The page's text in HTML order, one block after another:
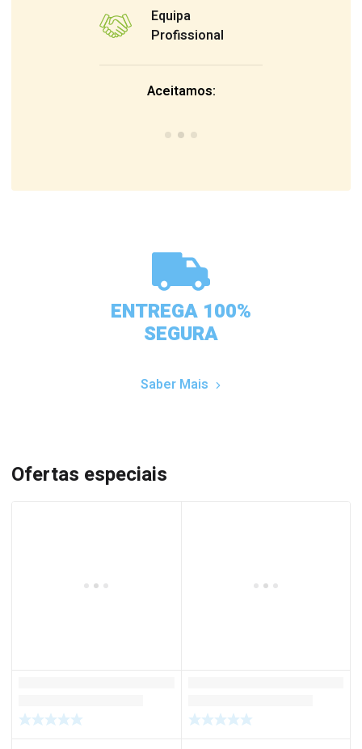
Equipa
Profissional
Aceitamos:
ENTREGA 100%
SEGURA
Saber Mais
Ofertas especiais